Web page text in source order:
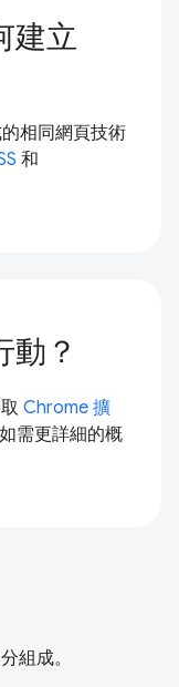
建立
相同網頁技術
和
動？
Chrome 擴
需更詳細的概
組成。